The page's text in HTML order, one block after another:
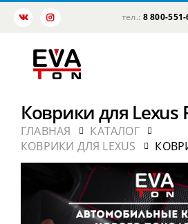
тел.: 8 800-
Коврики для Lexus
ГЛАВНАЯ
КАТАЛОГ
КОВРИКИ ДЛЯ LEXUS